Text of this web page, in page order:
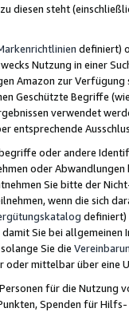
diesen steht
definiert)
Nutzung in einer
Amazon zur
Geschützte Begriffe
verwendet
entsprechende
oder andere
oder
Sie bitte der
wenn die sich
definiert)
Sie bei
Sie die
oder mittelbar über eine
für die Nutzung
Spenden für